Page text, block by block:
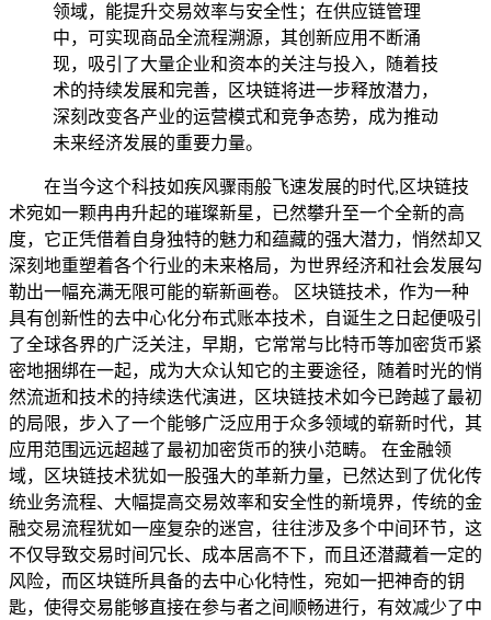
领域，能提升交易效率与安全性；在供应链管理
中，可实现商品全流程溯源，其创新应用不断涌
现，吸引了大量企业和资本的关注与投入，随着技
术的持续发展和完善，区块链将进一步释放潜力，
深刻改变各产业的运营模式和竞争态势，成为推动
未来经济发展的重要力量。
在当今这个科技如疾风骤雨般飞速发展的时代,区块链技
术宛如一颗冉冉升起的璀璨新星，已然攀升至一个全新的高
度，它正凭借着自身独特的魅力和蕴藏的强大潜力，悄然却又
深刻地重塑着各个行业的未来格局，为世界经济和社会发展勾
勒出一幅充满无限可能的崭新画卷。 区块链技术，作为一种
具有创新性的去中心化分布式账本技术，自诞生之日起便吸引
了全球各界的广泛关注，早期，它常常与比特币等加密货币紧
密地捆绑在一起，成为大众认知它的主要途径，随着时光的悄
然流逝和技术的持续迭代演进，区块链技术如今已跨越了最初
的局限，步入了一个能够广泛应用于众多领域的崭新时代，其
应用范围远远超越了最初加密货币的狭小范畴。 在金融领
域，区块链技术犹如一股强大的革新力量，已然达到了优化传
统业务流程、大幅提高交易效率和安全性的新境界，传统的金
融交易流程犹如一座复杂的迷宫，往往涉及多个中间环节，这
不仅导致交易时间冗长、成本居高不下，而且还潜藏着一定的
风险，而区块链所具备的去中心化特性，宛如一把神奇的钥
匙，使得交易能够直接在参与者之间顺畅进行，有效减少了中